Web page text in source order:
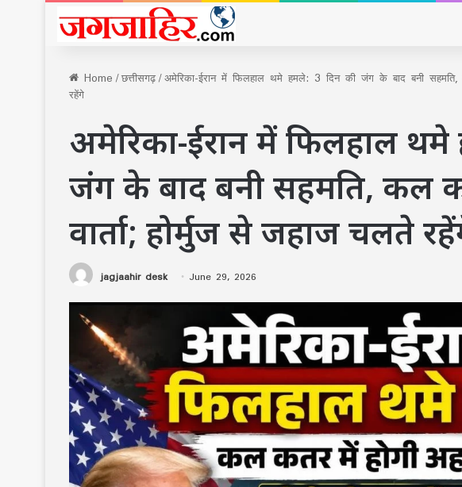
Home/छत्तीसगढ़/अमेरिका-ईरान में फिलहाल थमे हमले: 3 दिन की जंग के बाद बनी
रहेंगे
अमेरिका-ईरान में फिलहाल
जंग के बाद बनी सहमति, कल
वार्ता; होर्मुज से जहाज चलते
jagjaahir desk June 29, 2026